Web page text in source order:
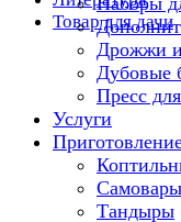
Товар для дачи
Дрожжи и
Дубовые
Пресс
Услуги
Самовары
Тандыры